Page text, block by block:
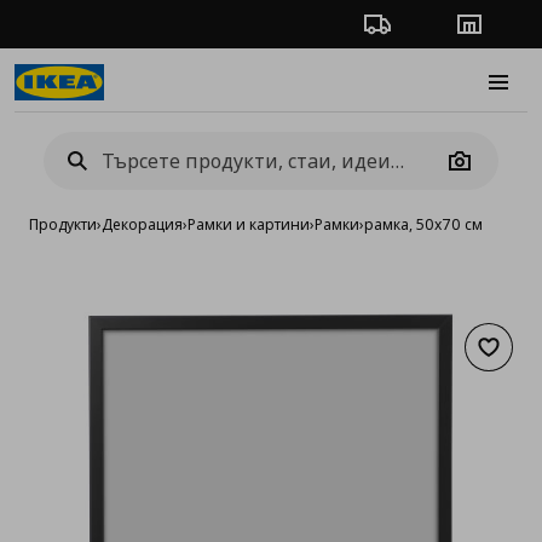
Проследяване на
Camera
Продукти›Декорация›Рамки и картини›Рамки›рамка, 50x70 см